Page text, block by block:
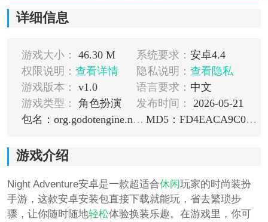
详细信息
游戏大小： 46.30 M 系统要求： 安卓4.4
权限说明： 查看详情 隐私说明： 查看隐私
游戏版本：
v1.0 语言要求： 中文
游戏类型：
角色扮演 发布时间：
2026-05-21
包名：org.godotengine.nightadventure
MD5：FD4EACA9C02BA2C9282C8DBEE1ED6580
游戏介绍
Night Adventure安卓是一款超适合休闲玩家的时尚装扮
手游，这款安卓安装包直接下载就能玩，省去繁琐步
骤，让你随时随地轻松体验换装乐趣。在游戏里，你可